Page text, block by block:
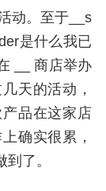
动。至于__s
是什么我已
__ 商店举办
天的活动，
品在这家店
确实很累，
了。